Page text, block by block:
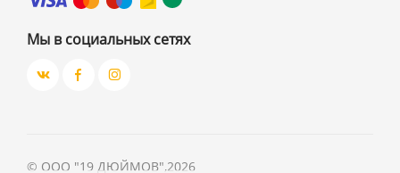
Мы в социальных сетях
© ООО "19 ДЮЙМОВ",2026